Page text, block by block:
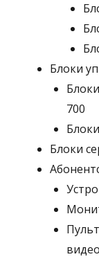
Блоки
700
Блоки